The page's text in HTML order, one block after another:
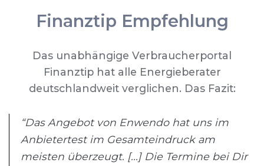
Finanztip Empfehlung
Das unabhängige Verbraucherportal
Finanztip hat alle Energieberater
deutschlandweit verglichen. Das Fazit:
“Das Angebot von Enwendo hat uns im
Anbietertest im Gesamteindruck am
meisten überzeugt. [...] Die Termine bei Dir